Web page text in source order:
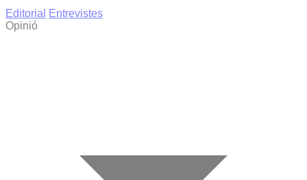
Editorial
Entrevistes
Opinió